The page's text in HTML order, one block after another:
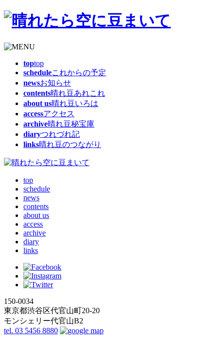
toptop
scheduleこれからの予定
newsお知らせ
contents晴れ豆あれこれ
about us晴れ豆いろは
accessアクセス
archive晴れ豆秘宝庫
diaryつれづれ記
links晴れ豆のつながり
top
schedule
news
contents
about us
access
archive
diary
links
150-0034
東京都渋谷区代官山町20-20
モンシェリー代官山B2
tel. 03 5456 8880